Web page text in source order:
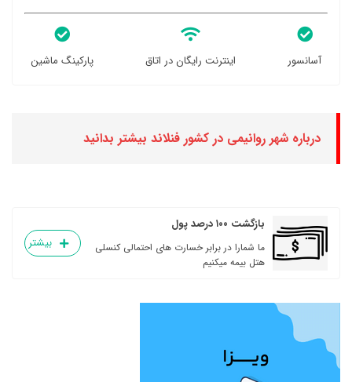
آسانسور اینترنت رایگان در اتاق پارکینگ ماشین
درباره شهر روانیمی در کشور فنلاند بیشتر بدانید
بازگشت ۱۰۰ درصد پول
ما شمارا در برابر خسارت های احتمالی کنسلی
هتل بیمه میکنیم
بیشتر